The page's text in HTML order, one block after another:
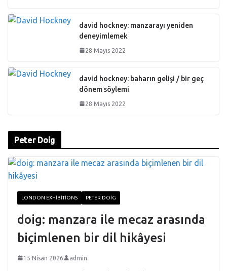
david hockney: manzarayı yeniden
deneyimlemek
28 Mayıs 2022
david hockney: baharın gelişi / bir geç
dönem söylemi
28 Mayıs 2022
Peter Doig
LONDON EXHIBITIONS PETER DOIG
doig: manzara ile mecaz arasında
biçimlenen bir dil hikâyesi
15 Nisan 2026 admin